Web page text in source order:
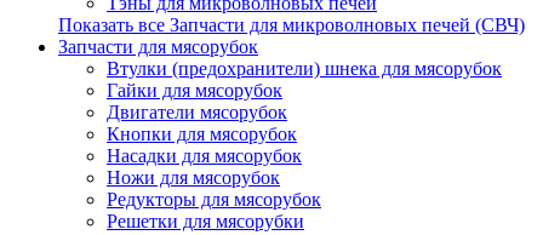
Показать все Запчасти для микроволновых печей (СВЧ)
Запчасти для мясорубок
Втулки (предохранители) шнека для мясорубок
Гайки для мясорубок
Двигатели мясорубок
Кнопки для мясорубок
Насадки для мясорубок
Ножи для мясорубок
Редукторы для мясорубок
Решетки для мясорубки